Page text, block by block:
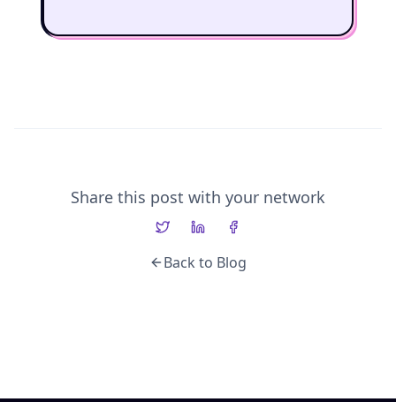
Share this post with your network
Back to Blog